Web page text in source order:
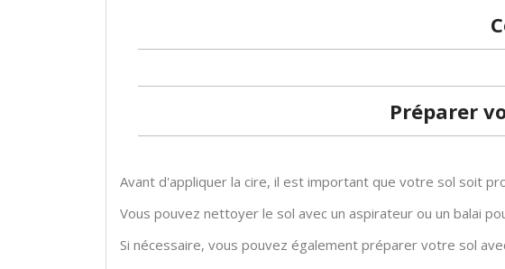
Préparer
Avant d'appliquer la cire, il est important que votre sol soit
Vous pouvez nettoyer le sol avec un aspirateur ou un balai
Si nécessaire, vous pouvez également préparer votre sol